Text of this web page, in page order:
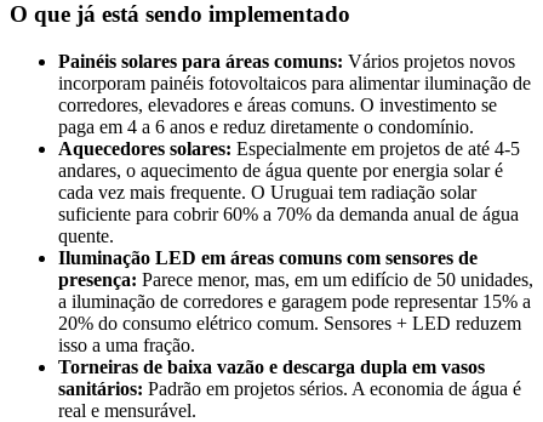
O que já está sendo implementado
Painéis solares para áreas comuns: Vários projetos novos
incorporam painéis fotovoltaicos para alimentar iluminação de
corredores, elevadores e áreas comuns. O investimento se
paga em 4 a 6 anos e reduz diretamente o condomínio.
Aquecedores solares: Especialmente em projetos de até 4-5
andares, o aquecimento de água quente por energia solar é
cada vez mais frequente. O Uruguai tem radiação solar
suficiente para cobrir 60% a 70% da demanda anual de água
quente.
Iluminação LED em áreas comuns com sensores de
presença: Parece menor, mas, em um edifício de 50 unidades,
a iluminação de corredores e garagem pode representar 15% a
20% do consumo elétrico comum. Sensores + LED reduzem
isso a uma fração.
Torneiras de baixa vazão e descarga dupla em vasos
sanitários: Padrão em projetos sérios. A economia de água é
real e mensurável.